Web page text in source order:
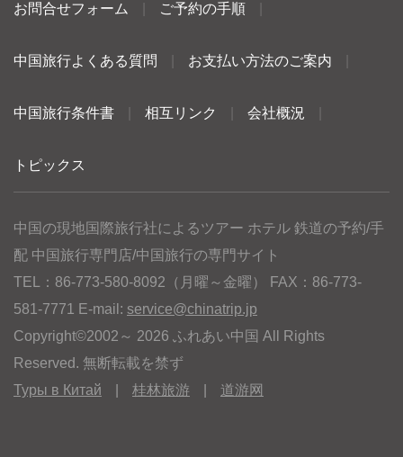
お問合せフォーム ご予約の手順
中国旅行よくある質問 お支払い方法のご案内
中国旅行条件書 相互リンク 会社概況
トピックス
中国の現地国際旅行社によるツアー ホテル 鉄道の予約/手
配 中国旅行専門店/中国旅行の専門サイト
TEL：86-773-580-8092（月曜～金曜） FAX：86-773-
581-7771 E-mail: service@chinatrip.jp
Copyright©2002～ 2026 ふれあい中国 All Rights
Reserved. 無断転載を禁ず
Туры в Китай
桂林旅游 道游网